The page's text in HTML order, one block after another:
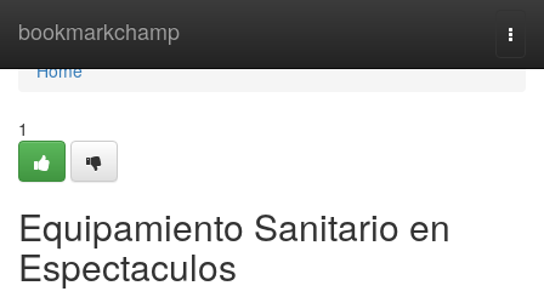
bookmarkchamp
Home
Home
1
Equipamiento Sanitario en
Espectaculos